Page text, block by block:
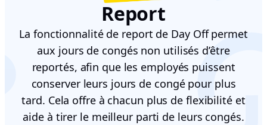
Report
La fonctionnalité de report de Day Off permet
aux jours de congés non utilisés d’être
reportés, afin que les employés puissent
conserver leurs jours de congé pour plus
tard. Cela offre à chacun plus de flexibilité et
aide à tirer le meilleur parti de leurs congés.